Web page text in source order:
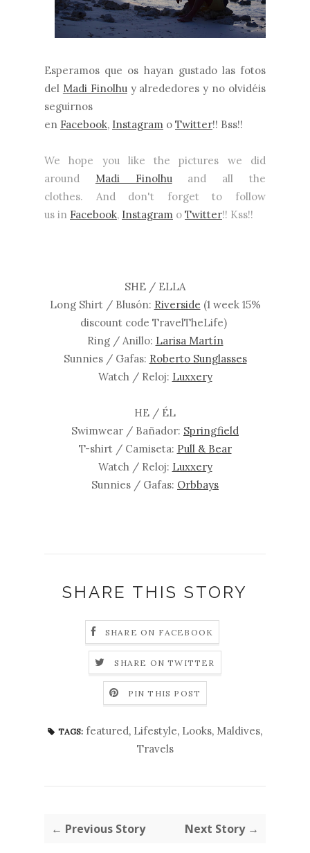
Esperamos que os hayan gustado las fotos
del Madi Finolhu y alrededores y no olvidéis
seguirnos
en Facebook, Instagram o Twitter!! Bss!!
We hope you like the pictures we did
around Madi Finolhu
and all the
clothes. And don't forget to follow
us in Facebook, Instagram o Twitter!! Kss!!
SHE / ELLA
Long Shirt / Blusón: Riverside (1 week 15%
discount code TravelTheLife)
Ring / Anillo: Larisa Martín
Sunnies / Gafas: Roberto Sunglasses
Watch / Reloj: Luxxery
HE / ÉL
Swimwear / Bañador: Springfield
T-shirt / Camiseta: Pull & Bear
Watch / Reloj: Luxxery
Sunnies / Gafas: Orbbays
SHARE THIS STORY
SHARE ON FACEBOOK
SHARE ON TWITTER
PIN THIS POST
TAGS: featured, Lifestyle, Looks, Maldives,
Travels
← Previous Story Next Story →